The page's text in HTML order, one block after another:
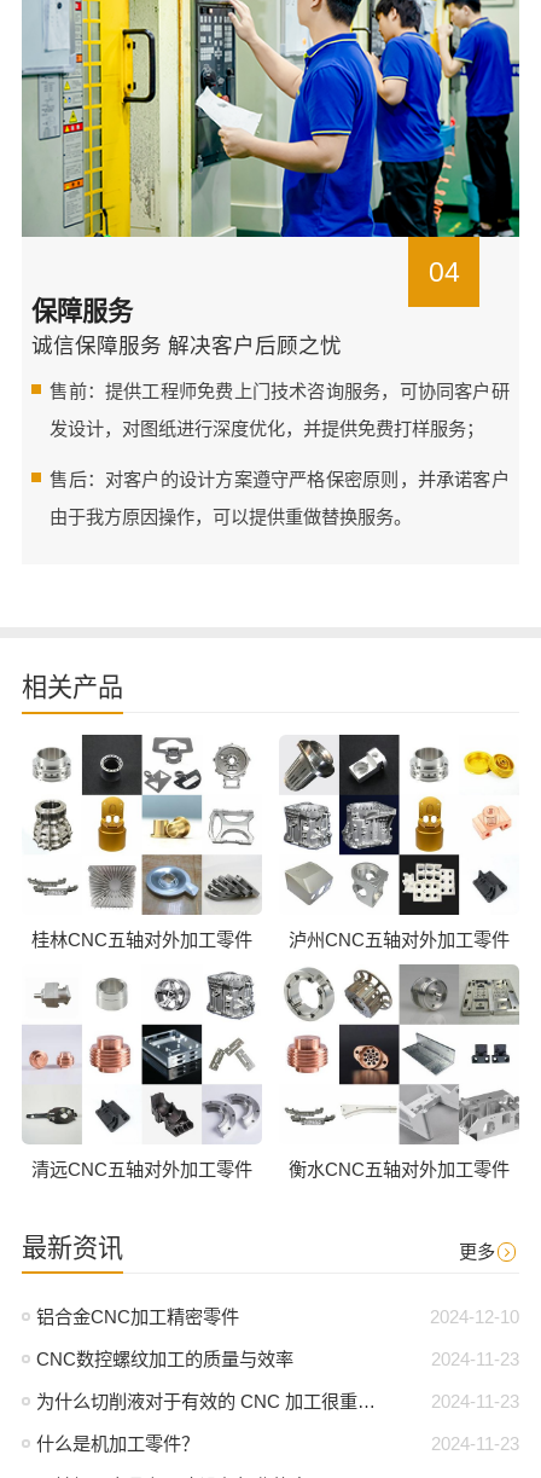
04
保障服务
诚信保障服务 解决客户后顾之忧
售前：提供工程师免费上门技术咨询服务，可协同客户研
发设计，对图纸进行深度优化，并提供免费打样服务；
售后：对客户的设计方案遵守严格保密原则，并承诺客户
由于我方原因操作，可以提供重做替换服务。
相关产品
桂林CNC五轴对外加工零件 泸州CNC五轴对外加工零件
清远CNC五轴对外加工零件 衡水CNC五轴对外加工零件
最新资讯 更多
2024-12-10
铝合金CNC加工精密零件
2024-11-23
CNC数控螺纹加工的质量与效率
2024-11-23
为什么切削液对于有效的 CNC 加工很重要？
2024-11-23
什么是机加工零件？